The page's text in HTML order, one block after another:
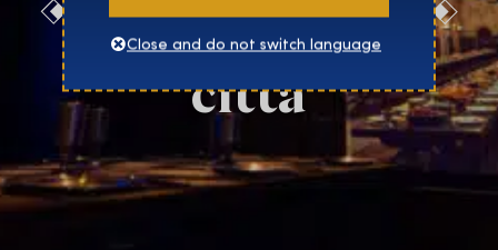
Nomina la tua
città
Close and do not switch language